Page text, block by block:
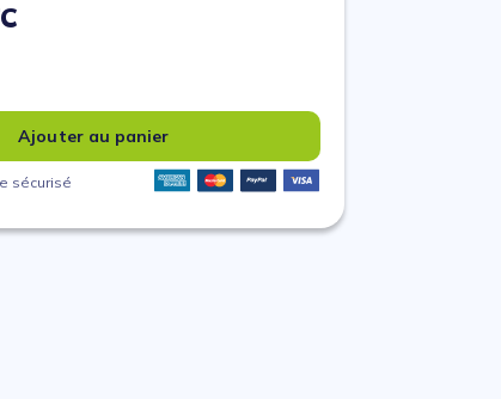
Ajouter au panier
sécurisé